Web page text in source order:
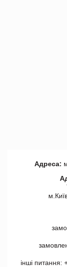
Адреса:
інші